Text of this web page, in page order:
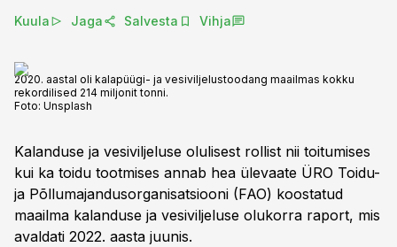
Kuula Jaga Salvesta Vihja
2020. aastal oli kalapüügi- ja vesiviljelustoodang maailmas kokku
rekordilised 214 miljonit tonni.
Foto: Unsplash
Kalanduse ja vesiviljeluse olulisest rollist nii toitumises
kui ka toidu tootmises annab hea ülevaate ÜRO Toidu-
ja Põllumajandusorganisatsiooni (FAO) koostatud
maailma kalanduse ja vesiviljeluse olukorra raport, mis
avaldati 2022. aasta juunis.